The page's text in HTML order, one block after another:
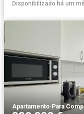
Disponibilizado há um
Apartamento· Para